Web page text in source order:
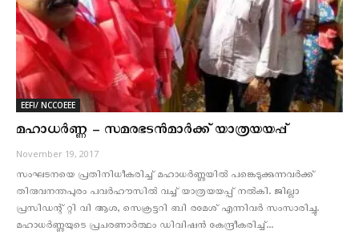
EEFI/ NCCOEEE
മഹാധര്‍ണ്ണ – സമരഭടന്‍മാര്‍ക്ക് യാത്രയയപ്പ്
November 19, 2017
സംഘടനയെ പ്രതിനിധീകരിച്ച് മഹാധര്‍ണ്ണയില്‍ പങ്കെടുക്കുന്നവര്‍ക്ക്
തിരുവനന്തപുരം പവര്‍ഹൗസില്‍ വച്ച് യാത്രയയപ്പ് നല്‍കി. ജില്ലാ
പ്രസിഡന്റ് റ്റി വി ആശ, സെക്രട്ടറി ബി രമേശ് എന്നിവര്‍ സംസാരിച്ചു.
മഹാധര്‍ണ്ണയുടെ പ്രചരണാര്‍ത്ഥം ഡിവിഷന്‍ കേന്ദ്രീകരിച്ച്...